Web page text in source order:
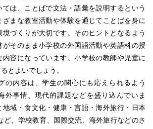
は、ことばで文法・語彙を説明するという
ざまな教室活動や体験を通じてことばを身に
づくりが大切です。そのヒントとなるよう
がそのまま小学校の外国語活動や英語科の授
容になっています。小学校の教師や児童に
とよいでしょう。
内容は、学生の関心にも応えられるよう
外事情、現代的課題などを盛り込んでいま
域・食文化・健康・言語・海外旅行・日本
ど、学校教育、国際交流、海外旅行などのさ